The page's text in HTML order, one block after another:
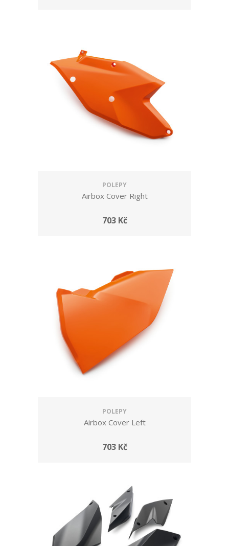
POLEPY
Airbox Cover Right
703 Kč
POLEPY
Airbox Cover Left
703 Kč